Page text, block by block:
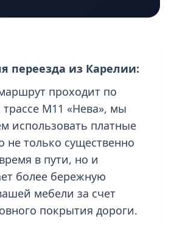
переезда из Карелии:
проходит по
трассе М11 «Нева», мы
использовать платные
не только существенно
в пути, но и
более бережную
мебели за счет
покрытия дороги.